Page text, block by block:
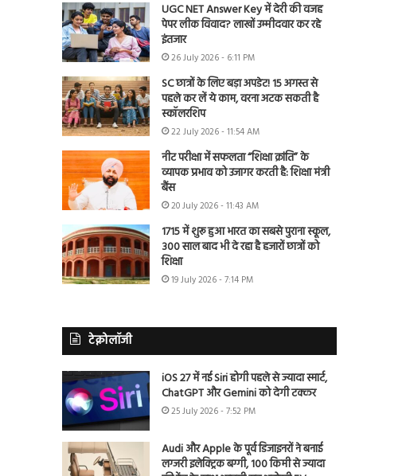
UGC NET Answer Key में देरी की वजह
पेपर लीक विवाद? लाखों उम्मीदवार कर रहे
इंतजार
26 July 2026 - 6:11 PM
SC छात्रों के लिए बड़ा अपडेट! 15 अगस्त से
पहले कर लें ये काम, वरना अटक सकती है
स्कॉलरशिप
22 July 2026 - 11:54 AM
नीट परीक्षा में सफलता “शिक्षा क्रांति” के
व्यापक प्रभाव को उजागर करती है: शिक्षा मंत्री
बैंस
20 July 2026 - 11:43 AM
1715 में शुरू हुआ भारत का सबसे पुराना स्कूल,
300 साल बाद भी दे रहा है हजारों छात्रों को
शिक्षा
19 July 2026 - 7:14 PM
टेक्नोलॉजी
iOS 27 में नई Siri होगी पहले से ज्यादा स्मार्ट,
ChatGPT और Gemini को देगी टक्कर
25 July 2026 - 7:52 PM
Audi और Apple के पूर्व डिजाइनरों ने बनाई
लग्जरी इलेक्ट्रिक बग्गी, 100 किमी से ज्यादा